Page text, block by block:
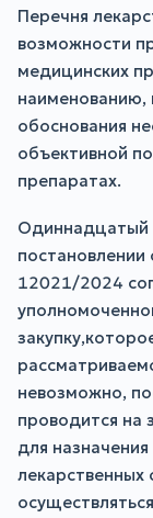
Перечня
возможности
медицинских
наименованию,
обоснования
объективной
препаратах.
Одиннадцатый
12021/2024
невозможно,
проводится на
для
лекарственных